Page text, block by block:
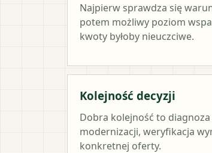
Najpierw sprawdza się
potem możliwy poziom
kwoty byłoby nieuczciwe.
Kolejność decyzji
Dobra kolejność to
modernizacji, weryfikacja
konkretnej oferty.